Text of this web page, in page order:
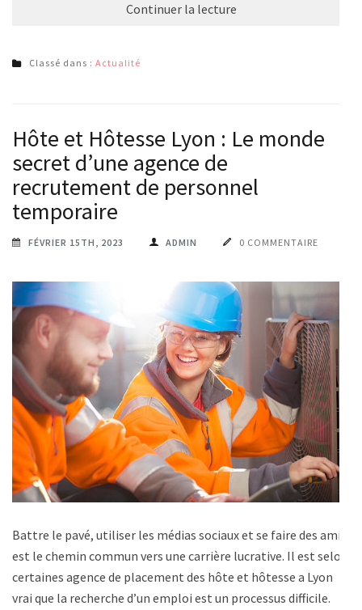
Continuer la lecture
Classé dans : Actualité
Hôte et Hôtesse Lyon : Le monde
secret d’une agence de
recrutement de personnel
temporaire
FÉVRIER 15TH, 2023 ADMIN 0 COMMENTAIRE
Battre le pavé, utiliser les médias sociaux et se faire des amis
est le chemin commun vers une carrière lucrative. Il est selon
certaines agence de placement des hôte et hôtesse a Lyon
vrai que la recherche d’un emploi est un processus difficile.